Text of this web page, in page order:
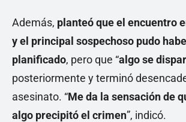
Además, planteó que el encuentro
y el principal sospechoso pudo
planificado, pero que “algo se
posteriormente y terminó
asesinato. “Me da la sensación de
algo precipitó el crimen”, indicó.